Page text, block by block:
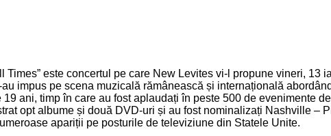
Times” este concertul pe care New Levites vi-l propune vineri, 13
impus pe scena muzicală rămânească și internațională
ani, timp în care au fost aplaudați în peste 500 de evenimente
opt albume și două DVD-uri și au fost nominalizați Nashville –
apariții pe posturile de televiziune din Statele Unite.